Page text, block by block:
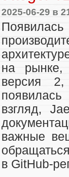
2025-06-29 в
на рынке,
версия 2,
взгляд,
важные
в GitHub-